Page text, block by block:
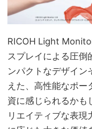
RICOH Light
スプレイによる圧倒
ンパクトなデザイン
えた、高性能なポー
資に感じられるかも
リエイティブな表